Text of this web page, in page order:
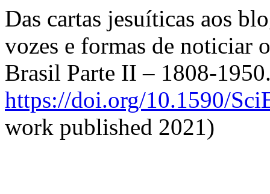
Das cartas jesuíticas aos
vozes e formas de noticiar
Brasil Parte II – 1808-
https://doi.org/10.1590/
work published 2021)